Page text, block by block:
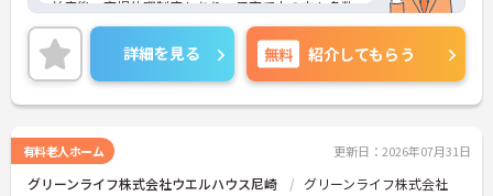
前産後・育児休暇制度もあり、子育て中の方も多数
活躍中で、ワークライフバランスを大切にしながら
働ける環境が整っています。研修制度や外部勉強会
の受講支援もあり、スキルアップもしっかりサポー
ト。将来的には管理者やエリアマネージャーへのキ
ャリアアップも目指せます。20代から60代まで幅広
の職場です。介護経験を活かしたい方、福祉の資格
をお持ちの方、安定した法人でキャリアを築きたい
方におすすめです。
詳細を見る 無料 紹介してもらう
有料老人ホーム 更新日：2026年07月31日
グリーンライフ株式会社ウエルハウス尼崎 グリーンライフ株式会社